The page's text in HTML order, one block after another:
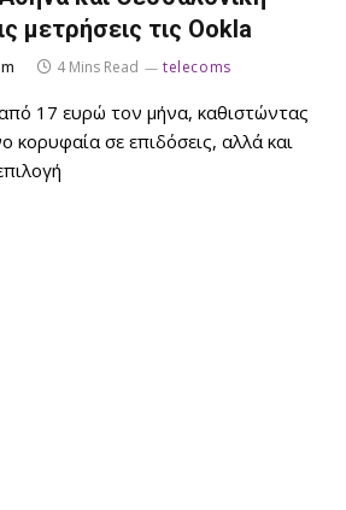
μετρήσεις τις Ookla
4 Mins Read telecoms
17 ευρώ τον μήνα, καθιστώντας
κορυφαία σε επιδόσεις, αλλά και